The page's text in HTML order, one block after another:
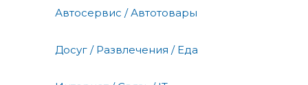
Автосервис / Автотовары
Досуг / Развлечения / Еда